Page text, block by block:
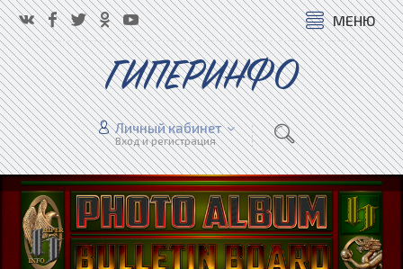
МЕНЮ
ГИПЕРИНФО
Личный кабинет
Вход и регистрация